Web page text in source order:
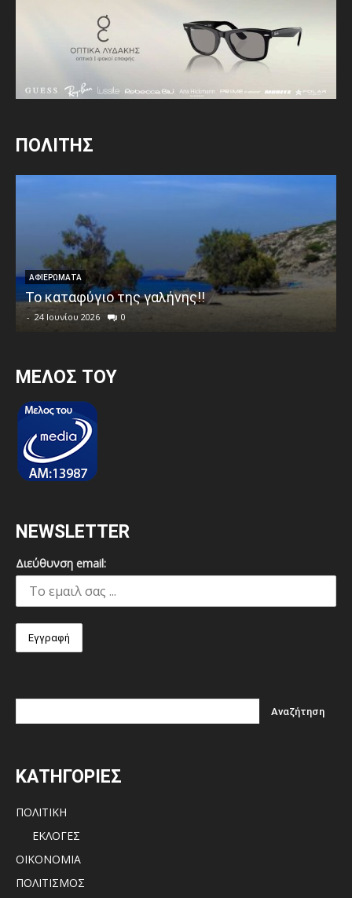
ΠΟΛΙΤΗΣ
ΑΦΙΕΡΩΜΑΤΑ
Το καταφύγιο της γαλήνης!!
- 24 Ιουνίου 2026 0
MEΛΟΣ ΤΟΥ
NEWSLETTER
Διεύθυνση email:
ΚΑΤΗΓΟΡΙΕΣ
ΠΟΛΙΤΙΚΗ
ΕΚΛΟΓΕΣ
ΟΙΚΟΝΟΜΙΑ
ΠΟΛΙΤΙΣΜΟΣ